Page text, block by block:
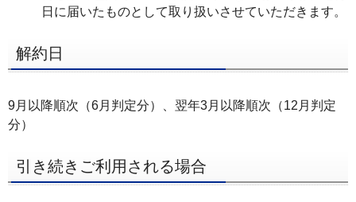
日に届いたものとして取り扱いさせていただきます。
解約日
9月以降順次（6月判定分）、翌年3月以降順次（12月判定
分）
引き続きご利用される場合